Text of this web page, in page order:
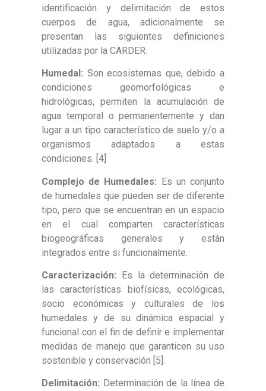
identificación y delimitación de estos
cuerpos de agua, adicionalmente se
presentan las siguientes definiciones
utilizadas por la CARDER.
Humedal: Son ecosistemas que, debido a
condiciones geomorfológicas e
hidrológicas, permiten la acumulación de
agua temporal o permanentemente y dan
lugar a un tipo característico de suelo y/o a
organismos adaptados a estas
condiciones. [4]
Complejo de Humedales: Es un conjunto
de humedales que pueden ser de diferente
tipo, pero que se encuentran en un espacio
en el cual comparten características
biogeográficas generales y están
integrados entre si funcionalmente.
Caracterización: Es la determinación de
las características biofísicas, ecológicas,
socio económicas y culturales de los
humedales y de su dinámica espacial y
funcional con el fin de definir e implementar
medidas de manejo que garanticen su uso
sostenible y conservación [5].
Delimitación: Determinación de la línea de